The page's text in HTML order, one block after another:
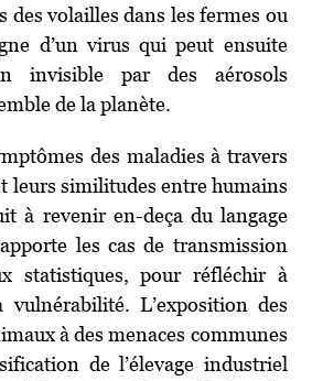
des volailles dans les fermes ou
d’un virus qui peut ensuite
invisible par des aérosols
de la planète.
des maladies à travers
leurs similitudes entre humains
à revenir en-deça du langage
les cas de transmission
statistiques, pour réfléchir à
vulnérabilité. L’exposition des
à des menaces communes
de l’élevage industriel